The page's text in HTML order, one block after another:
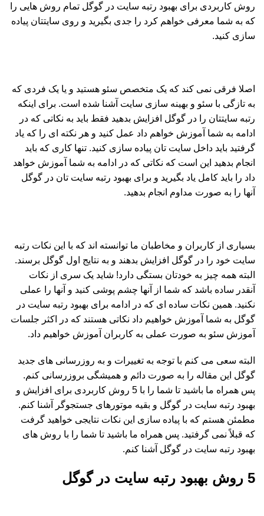
روش کاربردی برای بهبود رتبه سایت در گوگل تمام روش هایی را
که به شما معرفی خواهم کرد را جدی بگیرید و روی سایتتان پیاده
سازی کنید.
اصلا فرقی نمی کند که یک متخصص سئو هستید و یا یک فردی که
به تازگی با سئو و بهینه سازی سایت آشنا شده است. برای اینکه
رتبه سایتتان را در گوگل افزایش بدهید فقط باید به نکاتی که در
ادامه به شما آموزش خواهم داد عمل کنید و هر نکته ای را که یاد
گرفتید باید داخل سایت تان پیاده سازی کنید. تنها کاری که باید
انجام بدهید این است که نکاتی که در ادامه به شما آموزش خواهد
داد را باید کامل یاد بگیرید و برای بهبود رتبه سایت تان در گوگل
آنها را به صورت مداوم انجام بدهید.
بسیاری از کاربران و مخاطبان ما توانسته اند که با این نکات رتبه
سایت خود را در گوگل افزایش بدهند و به نتایج اول گوگل برسند.
البته همه چیز به خودتان بستگی دارد! شاید یک سری از نکات
آنقدر ساده باشد که شما از آنها چشم پوشی کنید و آنها را عملی
نکنید. همین نکات ساده ای که در ادامه برای بهبود رتبه سایت در
گوگل به شما آموزش خواهیم داد نکاتی هستند که در اکثر جلسات
آموزش سئو به صورت عملی به کاربران آموزش خواهیم داد.
البته سعی می کنم با توجه به تغییرات و به روزرسانی های جدید
گوگل این مقاله را به صورت دائم و همیشگی بروزرسانی کنم.
پس همراه ما باشید تا شما را با 5 روش کاربردی برای افزایش و
بهبود رتبه سایت در گوگل و بقیه موتورهای جستجوگر آشنا کنم.
مطمئن هستم که با پیاده سازی این نکات نتایجی خواهید گرفت
که قبلاً نمی گرفتید. پس همراه ما باشید تا شما را با روش های
بهبود رتبه سایت در گوگل آشنا کنم.
5 روش بهبود رتبه سایت در گوگل